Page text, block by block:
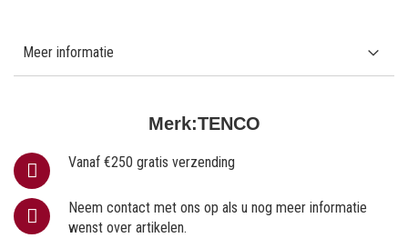
Merk:TENCO
Vanaf €250 gratis verzending
Neem contact met ons op als u nog meer informatie
wenst over artikelen.
Meer informatie